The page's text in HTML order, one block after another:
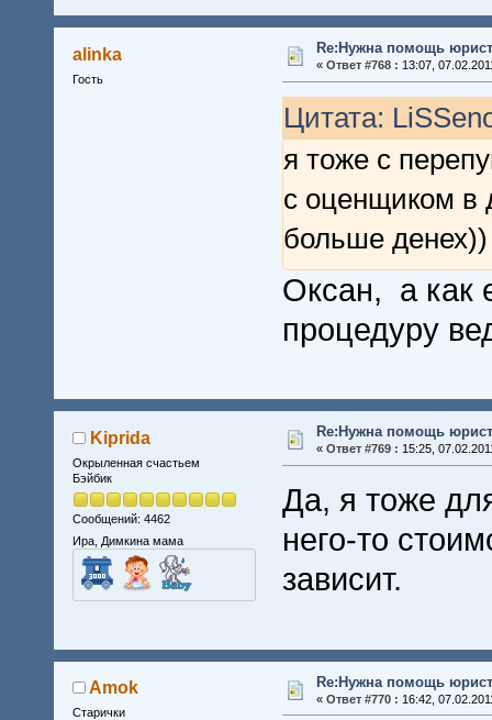
alinka
Гость
Re:Нужна помощь
« Ответ #768 : 13:07,
Цитата:
я тоже с
с оценщиком в
больше денех))
Оксан, а как
процедуру
Kiprida
Окрыленная счастьем
Бэйбик
Сообщений: 4462
Ира, Димкина мама
Re:Нужна помощь
« Ответ #769 : 15:25,
Да, я тоже
него-то
зависит.
Amok
Старички
Re:Нужна помощь
« Ответ #770 : 16:42,